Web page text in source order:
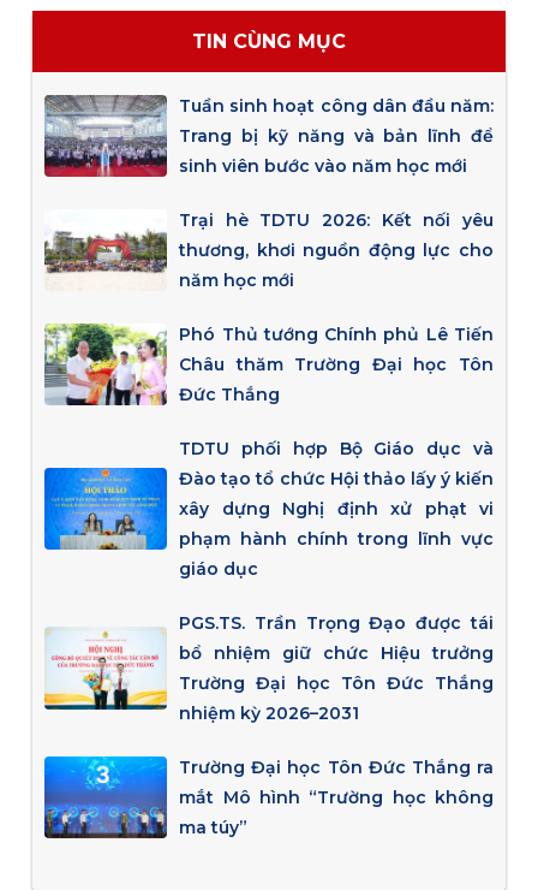
TIN CÙNG MỤC
Tuần sinh hoạt công dân đầu năm:
Trang bị kỹ năng và bản lĩnh để
sinh viên bước vào năm học mới
Trại hè TDTU 2026: Kết nối yêu
thương, khơi nguồn động lực cho
năm học mới
Phó Thủ tướng Chính phủ Lê Tiến
Châu thăm Trường Đại học Tôn
Đức Thắng
TDTU phối hợp Bộ Giáo dục và
Đào tạo tổ chức Hội thảo lấy ý kiến
xây dựng Nghị định xử phạt vi
phạm hành chính trong lĩnh vực
giáo dục
PGS.TS. Trần Trọng Đạo được tái
bổ nhiệm giữ chức Hiệu trưởng
Trường Đại học Tôn Đức Thắng
nhiệm kỳ 2026–2031
Trường Đại học Tôn Đức Thắng ra
mắt Mô hình “Trường học không
ma túy”